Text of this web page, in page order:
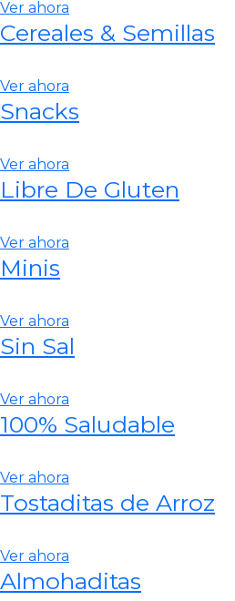
Ver ahora
Cereales & Semillas
Ver ahora
Snacks
Ver ahora
Libre De Gluten
Ver ahora
Minis
Ver ahora
Sin Sal
Ver ahora
100% Saludable
Ver ahora
Tostaditas de Arroz
Ver ahora
Almohaditas